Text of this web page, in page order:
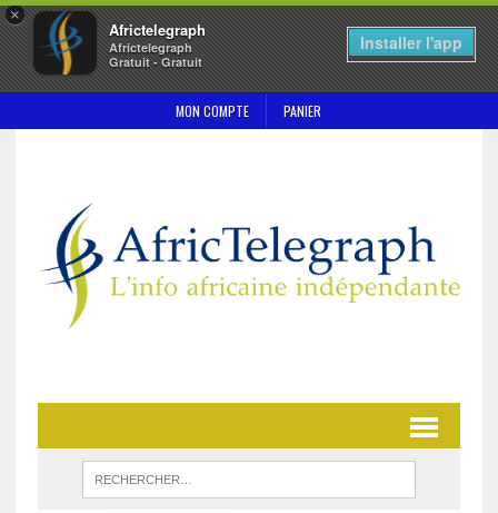
×
Africtelegraph
Africtelegraph
Gratuit - Gratuit
Installer l'app
MON COMPTE PANIER